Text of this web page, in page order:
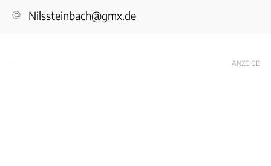
Nilssteinbach@gmx.de
ANZEIGE